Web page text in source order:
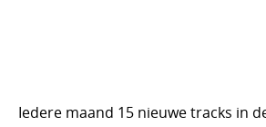
Iedere maand 15 nieuwe tracks in